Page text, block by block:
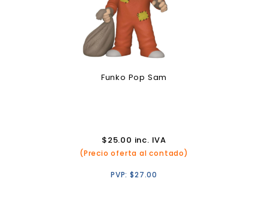
Funko Pop Sam
$25.00 inc. IVA
(Precio oferta al contado)
PVP:$27.00